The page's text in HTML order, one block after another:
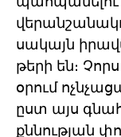
սակայն
թերի են։
օրում
ըստ այս
քննության